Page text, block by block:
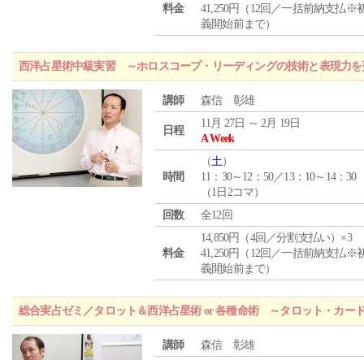
料金
41,250円（12回／一括前納支払※
義開始前まで）
西洋占星術中級実習 ～ホロスコープ・リーディングの技術と表現力
講師 森信 彰雄
日程
11月 27日 ～ 2月 19日
A Week
時間
（土）
11：30～12：50／13：10～14：30
（1日2コマ）
回数
全12回
料金
14,850円（4回／分割支払い）×3
41,250円（12回／一括前納支払※
義開始前まで）
総合実占ゼミ／タロット＆西洋占星術 or 各種命術 ～タロット・カー
講師 森信 彰雄